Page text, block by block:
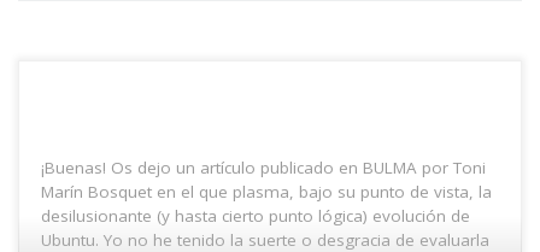
¡Buenas! Os dejo un artículo publicado en BULMA por Toni
Marín Bosquet en el que plasma, bajo su punto de vista, la
desilusionante (y hasta cierto punto lógica) evolución de
Ubuntu. Yo no he tenido la suerte o desgracia de evaluarla